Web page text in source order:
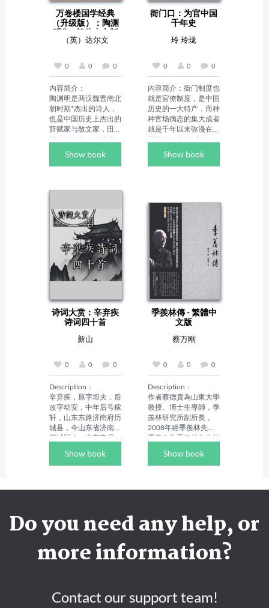
有"三怕三不怕"：怕死
版、怕肤浅、怕冷漠；
不怕质疑、不怕考证、
不怕检验。
科。
Author Biography：
李子迟，原名肖飞，
1974 年生于湖南祁
东，1998 年毕业于中
为广西民族大学中文系
讲师、广西大学在职研
究生，现居北京，是资
深自由撰稿人、影视出
版文化项目策划人，还
担任多所大学兼职教授
与导师，全国作家协会
会员（曾经），发表及
300 万字，著作达 60
余部，创作领域横跨教
校教学经历，让他对教
育与校园生态有着深刻
洞察，这也成为其早期
创作的核心母题，陆续
推出《大学校园里的
"第四只眼"》《大学该
怎么读》等教育类著
作，聚焦大学生成长、
大学教育反思等议题。
作品多贴近大众需求，
无论是升学指导、历史
普及还是人物传记，均
降低读者的阅读门槛。
万卷楼国学经典
（升级版）：陶渊
明集 - 简体中文版
（英）达尔文
0 0 0
内容简介：
陶渊明是两汉魏晋南北
朝时期*杰出的诗人，
也是中国历史上杰出的
辞赋家与散文家，田园
诗的开创者。他的诗
语言风格看似质朴，实
人专集，此诗集收录了
多首诗文。他的诗文从
内容上可分为饮酒诗、
咏怀诗和田园诗三大
类。在诗中，随处可见
的是他对污浊现实的厌
恶和对恬静的田园生活
的热爱。
作者简介：
427年），字符亮，
（又一说名潜，字渊
明）号五柳先生，私谥
初期诗人、文学家、辞
有《饮酒》、《归园田
居》、《桃花源记》、
《五柳先生传》、《归
去来兮辞》等。
Show book
衙门口：为官中国
千年史
玲 玲珑
0 0 0
内容简介：衙门制度也
就是官僚制度，是中国
历史的一大特产，而种
种官场病态的集大成者
就是千年以来弥漫在中
国社会细部的"官本
古代官员从录取到退休
间，徜徉在不同的朝代
和琳琅满目的衙门之
间，感受过去的历史。
作者简介：张程，浙江
临海人，现居北京。北
京大学国际政治学学
士、外交学硕士。现为
职业编辑、业余作者。
出版有《三国大外交》
（重庆出版社）、《泛
权力》（浙江大学出版
社）、《衙门口》（陕
亥革命始末》（红旗出
（国家行政学院出版
社）。
Show book
诗词大赏：辛弃疾
诗词四十首
新山
0 0 0
Description：
辛弃疾，原字坦夫，后
改字幼安，中年后号稼
轩，山东东路济南府历
城县，今山东省济南市
历城区人。南宋官员、
词人，有"词中之龙"之
称；与苏轼合称"苏
南二安"。辛弃疾一生
难酬。但他始终没有动
摇恢复中原的信念，而
兴亡、民族命运的关
切、忧虑，全部寄寓于
风格沉雄豪迈又不乏细
腻柔媚之处，题材广阔
Show book
季羨林傳 - 繁體中
文版
蔡万刚
0 0 0
Description：
作者蔡德貴為山東大學
教授、博士生導師，季
羨林研究所副所長，
2008年經季羨林先生
選定作為季羨林先生的
季羨林先生口述歷史的
記錄和整理工作。書中
特視角和紀實的手法，
術研究、業餘生活等。
傳記再現了季老近百年
博弘大的學術造詣以及
浪漫多彩的生活情趣，
子的心路歷程。正如作
者所說："對於任何人
Show book
Do you need any help, or
more information?
Contact our support team!